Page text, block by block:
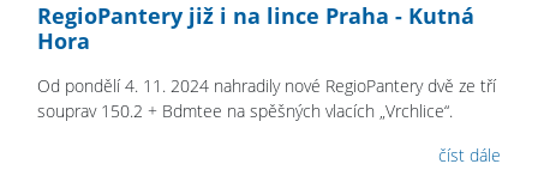
RegioPantery již i na lince Praha - Kutná
Hora
Od pondělí 4. 11. 2024 nahradily nové RegioPantery dvě ze tří
souprav 150.2 + Bdmtee na spěšných vlacích „Vrchlice“.
číst dále